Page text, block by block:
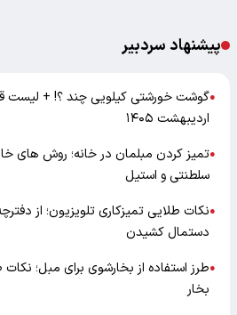
پیشنهاد سردبیر
●
اردیبهشت ۱۴۰۵
●تمیز کردن مبلمان در خانه؛ روش های
سلطنتی و استیل
●نکات طلایی تمیزکاری تلویزیون؛ از
دستمال کشیدن
●طرز استفاده از بخارشوی برای مبل؛
بخار